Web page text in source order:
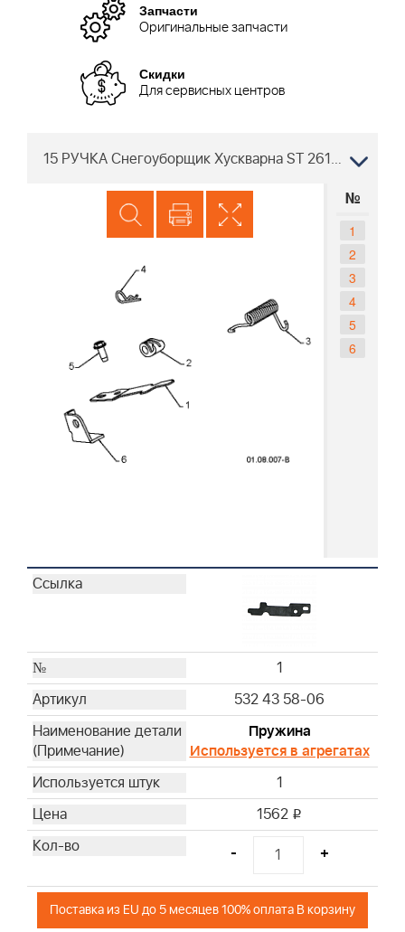
Запчасти
Оригинальные запчасти
Скидки
Для сервисных центров
15 РУЧКА Снегоуборщик Хускварна ST 261E 96191003001 2009-08
№
1
2
3
4
5
6
1
532 43 58-06
Пружина
Используется в агрегатах
1
1562 i
- +
Поставка из EU до 5 месяцев 100% оплата В корзину